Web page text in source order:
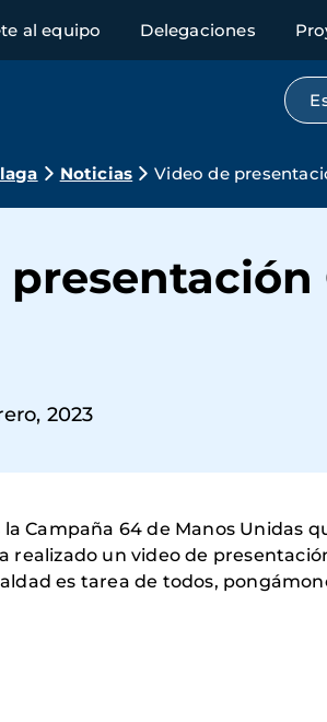
al equipo Delegaciones
Noticias Video de
2023
Campaña 64 de Manos Unidas
realizado un video de
es tarea de todos,